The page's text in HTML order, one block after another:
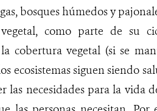
bosques húmedos y
como parte de su
cobertura vegetal (si se
ecosistemas siguen siendo
las necesidades para la vida